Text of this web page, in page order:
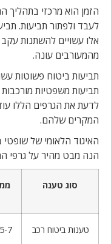
הזמן הוא מרכזי בתהליך
לעבד ולפתור תביעות.
אלו עשויים להשתנות
מהמעורבים עונה.
תביעות ביטוח פשוטות
תביעות משפטיות
לדעת את הגרפים הללו
המקרים שלהם.
האיגוד הלאומי של שופטי
הנה מבט מהיר על גרפי
סוג טענה
טענות ביטוח רכב 5-7 ימים